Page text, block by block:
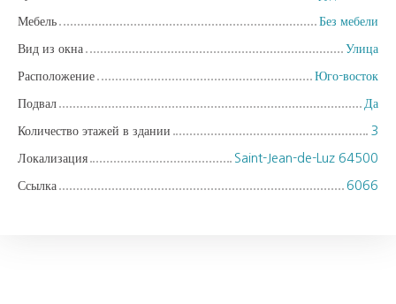
Мебель Без мебели
Вид из окна Улица
Расположение Юго-восток
Подвал Да
Количество этажей в здании 3
Локализация Saint-Jean-de-Luz 64500
Ссылка 6066